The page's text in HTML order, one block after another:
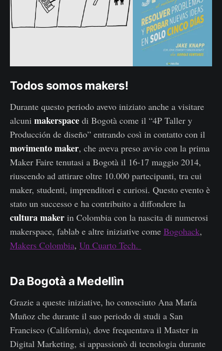
Todos somos makers!
Durante questo periodo avevo iniziato anche a visitare
alcuni makerspace di Bogotà come il “4P Taller y
Producción de diseño” entrando così in contatto con il
movimento maker, che aveva preso avvio con la prima
Maker Faire tenutasi a Bogotà il 16-17 maggio 2014,
riuscendo ad attirare oltre 10.000 partecipanti, tra cui
maker, studenti, imprenditori e curiosi. Questo evento è
stato un successo e ha contribuito a diffondere la
cultura maker in Colombia con la nascita di numerosi
makerspace, fablab e altre iniziative come Bogohack,
Makers Colombia, Un Cuarto Tech.
Da Bogotà a Medellìn
Grazie a queste iniziative, ho conosciuto Ana María
Muñoz che durante il suo periodo di studi a San
Francisco (California), dove frequentava il Master in
Digital Marketing, si appassionò di tecnologia durante